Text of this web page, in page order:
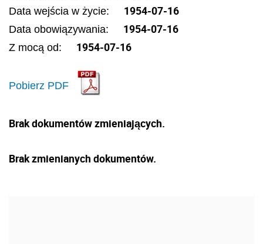
Data wejścia w życie: 1954-07-16
Data obowiązywania: 1954-07-16
Z mocą od: 1954-07-16
Pobierz PDF
Brak dokumentów zmieniających.
Brak zmienianych dokumentów.